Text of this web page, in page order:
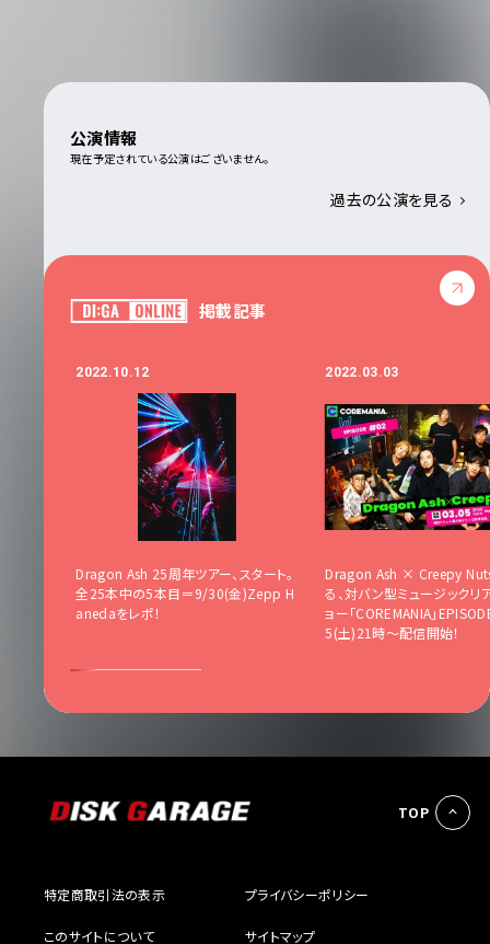
公演情報
現在予定されている公演はございません。
過去の公演を見る
掲載記事
2022.10.12
Dragon Ash 25周年ツアー、スタート。
全25本中の5本目＝9/30(金)Zepp H
anedaをレポ！
2022.03.03
Dragon Ash × Creepy
る、対バン型ミュージックリ
ョー「COREMANIA」
5(土)21時～配信開始！
TOP
特定商取引法の表示 プライバシーポリシー
このサイトについて サイトマップ